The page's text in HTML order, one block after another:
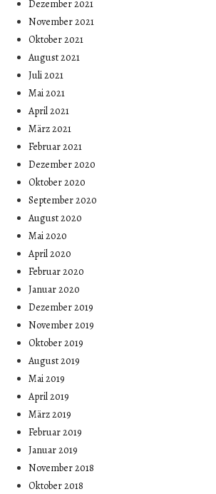
Dezember 2021
November 2021
Oktober 2021
August 2021
Juli 2021
Mai 2021
April 2021
März 2021
Februar 2021
Dezember 2020
Oktober 2020
September 2020
August 2020
Mai 2020
April 2020
Februar 2020
Januar 2020
Dezember 2019
November 2019
Oktober 2019
August 2019
Mai 2019
April 2019
März 2019
Februar 2019
Januar 2019
November 2018
Oktober 2018